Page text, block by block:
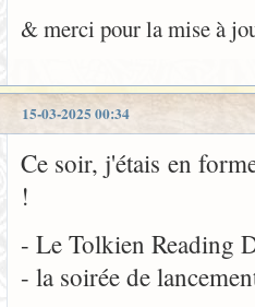
& merci pour la mise à
15-03-2025 00:34
Ce soir, j'étais en
!
- Le Tolkien Reading
- la soirée de